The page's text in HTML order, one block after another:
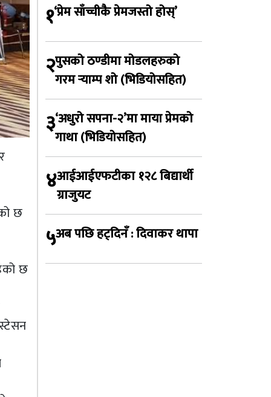
छ
छ
१‘प्रेम साँच्चीकै प्रेमजस्तो होस्’
२पुसको ठण्डीमा मोडलहरुको
गरम र्‍याम्प शो (भिडियोसहित)
३‘अधुरो सपना-२’मा माया प्रेमको
गाथा (भिडियोसहित)
४आईआईएफटीका १२८ बिद्यार्थी
ग्राजुयट
५अब पछि हट्दिनँ : दिवाकर थापा